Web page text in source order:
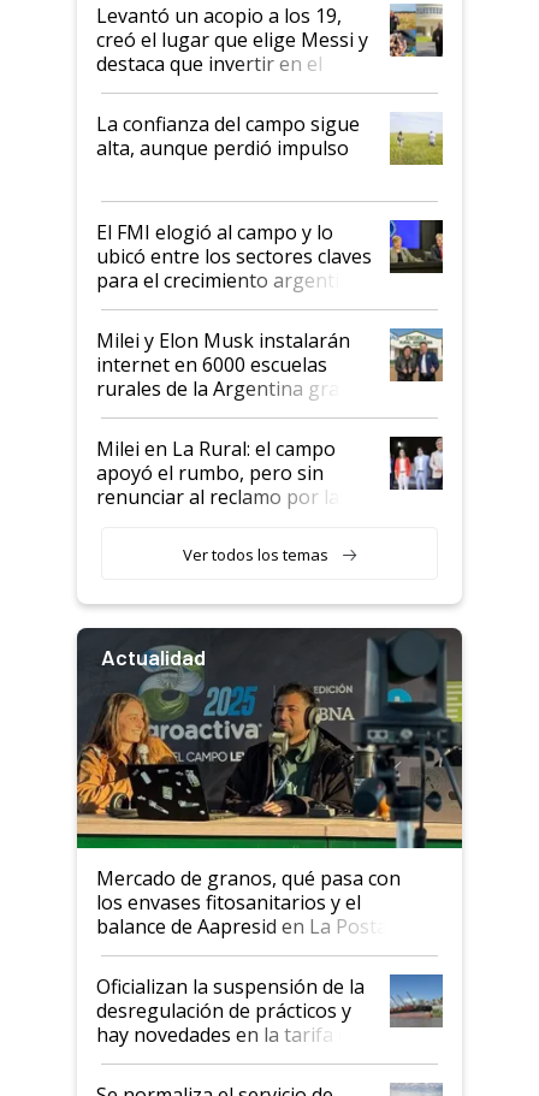
Levantó un acopio a los 19,
creó el lugar que elige Messi y
destaca que invertir en el
kirchnerismo era como "darle
plata a un hijo para droga":
Juan Félix Rossetti, el libertario
que de una dura crisis salió
de Milei
La confianza del campo sigue
alta, aunque perdió impulso
El FMI elogió al campo y lo
ubicó entre los sectores claves
para el crecimiento argentino
Milei y Elon Musk instalarán
internet en 6000 escuelas
rurales de la Argentina gracias
a un acuerdo con Starlink
Milei en La Rural: el campo
apoyó el rumbo, pero sin
renunciar al reclamo por las
Ver todos los temas
Actualidad
Mercado de granos, qué pasa con
los envases fitosanitarios y el
balance de Aapresid en La Posta
Oficializan la suspensión de la
desregulación de prácticos y
hay novedades en la tarifa de
la hidrovía